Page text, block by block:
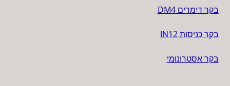
בקר דימרים DM4
בקר כניסות IN12
בקר אסטרונומי